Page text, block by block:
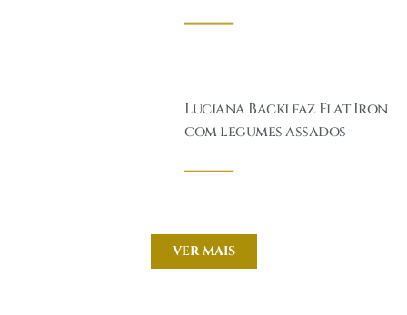
VER MAIS
Luciana Backi faz Flat Iron
com legumes assados